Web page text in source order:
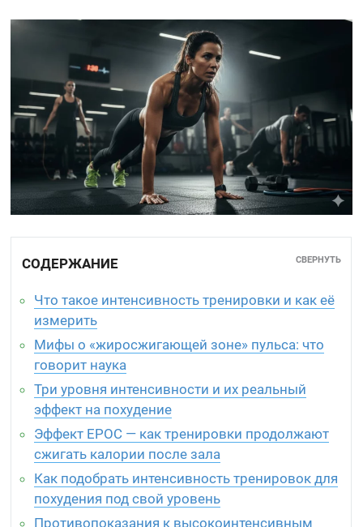
СОДЕРЖАНИЕ СВЕРНУТЬ
Что такое интенсивность тренировки и как её
измерить
Мифы о «жиросжигающей зоне» пульса: что
говорит наука
Три уровня интенсивности и их реальный
эффект на похудение
Эффект EPOC — как тренировки продолжают
сжигать калории после зала
Как подобрать интенсивность тренировок для
похудения под свой уровень
Противопоказания к высокоинтенсивным